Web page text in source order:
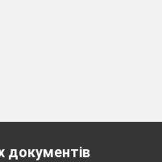
документів